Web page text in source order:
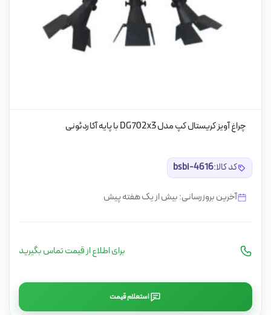
چراغ آویز کریستال کپ مدل DG702x3 با پایه آکاردئونی
کد کالا:bsbi-4616
آخرین بروزرسانی: بیش از یک هفته پیش
برای اطلاع از قیمت تماس بگیرید
استعلام قیمت